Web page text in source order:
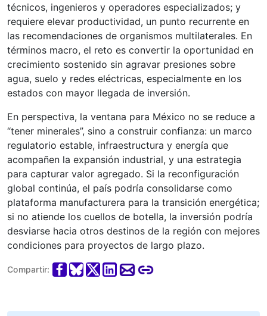
técnicos, ingenieros y operadores especializados; y
requiere elevar productividad, un punto recurrente en
las recomendaciones de organismos multilaterales. En
términos macro, el reto es convertir la oportunidad en
crecimiento sostenido sin agravar presiones sobre
agua, suelo y redes eléctricas, especialmente en los
estados con mayor llegada de inversión.
En perspectiva, la ventana para México no se reduce a
“tener minerales”, sino a construir confianza: un marco
regulatorio estable, infraestructura y energía que
acompañen la expansión industrial, y una estrategia
para capturar valor agregado. Si la reconfiguración
global continúa, el país podría consolidarse como
plataforma manufacturera para la transición energética;
si no atiende los cuellos de botella, la inversión podría
desviarse hacia otros destinos de la región con mejores
condiciones para proyectos de largo plazo.
Compartir: